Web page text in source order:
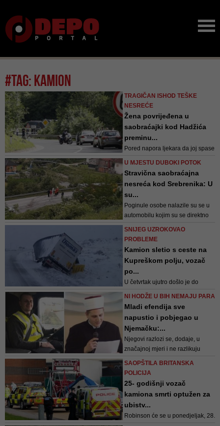
#tag: kamion
TRAGIČAN ISHOD TEŠKE
NESREĆE
Žena povrijeđena u
saobraćajki kod Hadžića
preminu...
Pored napora ljekara da joj spase
U MJESTU DUBOKI POTOK
Stravična saobraćajna
nesreća kod Srebrenika: U
su...
Poginule osobe nalazile su se u
automobilu kojim su se direktno
SNIJEG UZROKOVAO
PROBLEME
Kamion sletio s ceste na
Kupreškom polju, vozač
po...
U četvrtak ujutro došlo je do
prometne nesreće na
u kojoj je tegljač marke mercedes,
bh. registarskih oznaka, sletio s
kolnika
NI HODŽE U BIH NEMAJU PARA
Mladi efendija sve
napustio i pobjegao u
Njemačku:...
Njegovi razlozi se, dodaje, u
značajnoj mjeri i ne razlikuju
mnogo od razloga zbog kojih je
monotonija, nepotizam
SAOPŠTILA BRITANSKA
POLICIJA
25- godišnji vozač
kamiona smrti optužen za
ubistv...
Robinson će se u ponedjeljak, 28.